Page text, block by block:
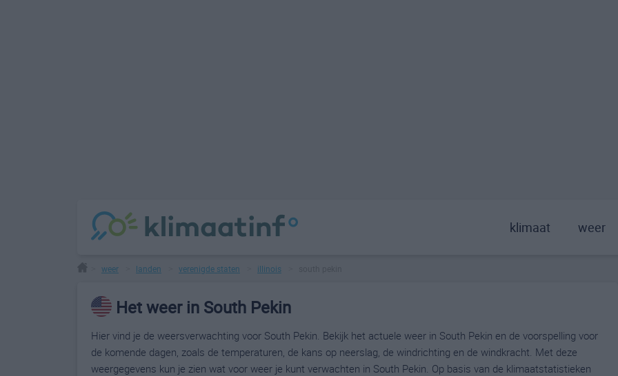
klimaat weer
weer landen verenigde staten illinois
Het weer in South Pekin
Hier vind je de weersverwachting voor South Pekin. Bekijk het actuele weer in South Pekin en de voorspelling voor
de komende dagen, zoals de temperaturen, de kans op neerslag, de windrichting en de windkracht. Met deze
weergegevens kun je zien wat voor weer je kunt verwachten in South Pekin. Op basis van de klimaatstatistieken